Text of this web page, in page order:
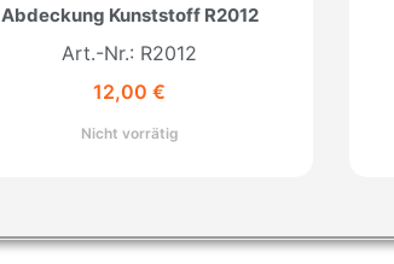
Abdeckung Kunststoff R2012
Art.-Nr.: R2012
12,00 €
Nicht vorrätig